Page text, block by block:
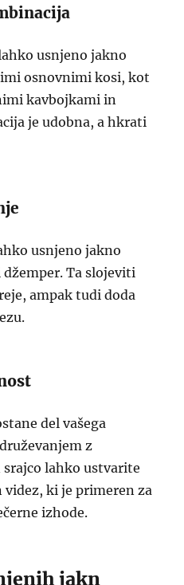
usnjeno jakno
osnovnimi kosi, kot
kavbojkami in
je udobna, a hkrati
usnjeno jakno
džemper. Ta slojeviti
ampak tudi doda
del vašega
z
lahko ustvarite
ki je primeren za
izhode.
jakn